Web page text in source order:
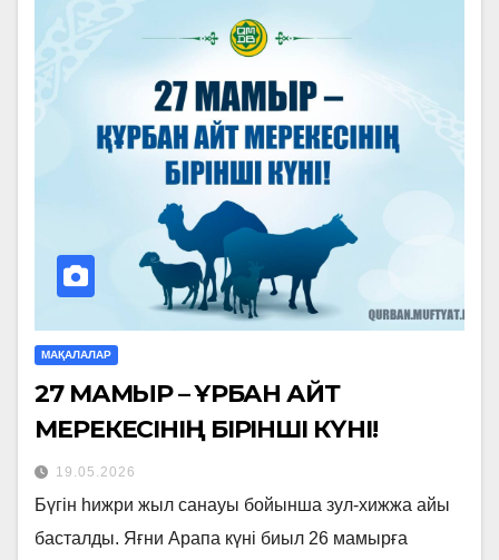
МАҚАЛАЛАР
27 МАМЫР – ҚҰРБАН АЙТ
МЕРЕКЕСІНІҢ БІРІНШІ КҮНІ!
19.05.2026
Бүгін һижри жыл санауы бойынша зул-хижжа айы
басталды. Яғни Арапа күні биыл 26 мамырға